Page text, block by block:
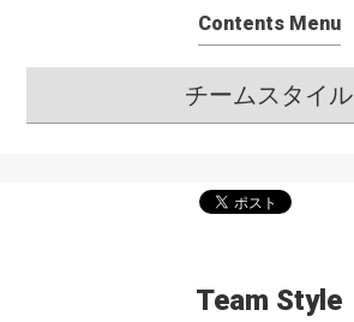
Contents Menu
チームスタイル
Team Style